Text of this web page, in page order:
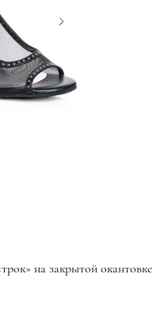
на закрытой окантовке